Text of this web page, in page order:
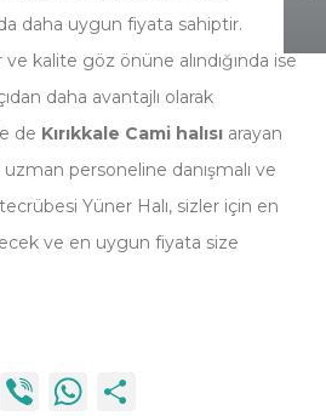
daha uygun fiyata sahiptir.
kalite göz önüne alındığında ise
daha avantajlı olarak
de Kırıkkale Cami halısı arayan
personeline danışmalı ve
tecrübesi Yüner Halı, sizler için en
ve en uygun fiyata size
EmailViberWhatsApp